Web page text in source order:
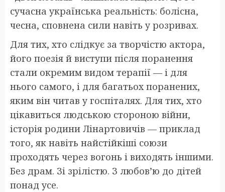
сучасна українська реальність: болісна,
чесна, сповнена сили навіть у розривах.
Для тих, хто слідкує за творчістю актора,
його поезія й виступи після поранення
стали окремим видом терапії — і для
нього самого, і для багатьох поранених,
яким він читав у госпіталях. Для тих, хто
цікавиться людською стороною війни,
історія родини Лінартовичів — приклад
того, як навіть найстійкіші союзи
проходять через вогонь і виходять іншими.
Без драм. Зі зрілістю. З любов’ю до дітей
понад усе.